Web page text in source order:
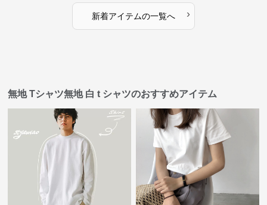
新着アイテムの一覧へ ›
無地 Tシャツ無地 白 t シャツのおすすめアイテム